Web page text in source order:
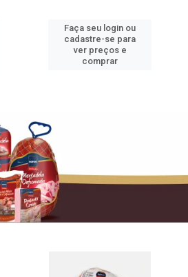
Faça seu login ou
cadastre-se para
ver preços e
comprar